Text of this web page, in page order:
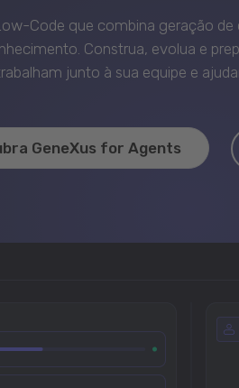
Code que combina geração
Construa, evolua e
junto à sua equipe e
GeneXus for Agents